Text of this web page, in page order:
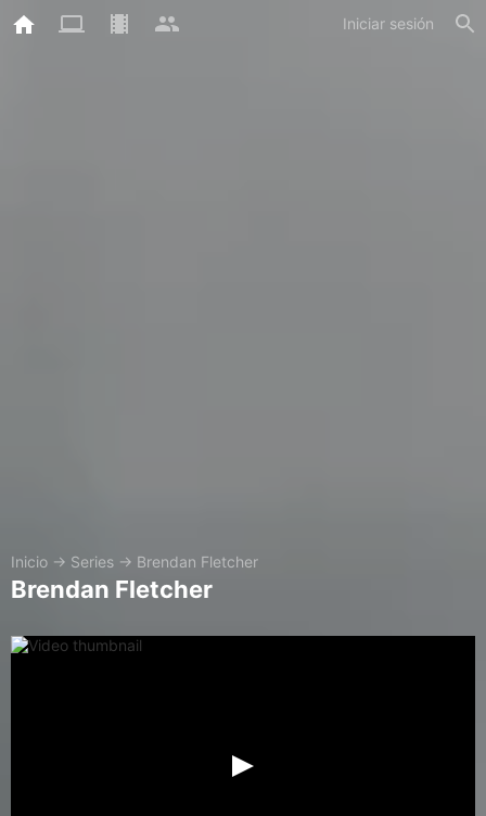
Iniciar sesión
Inicio → Series → Brendan Fletcher
Brendan Fletcher